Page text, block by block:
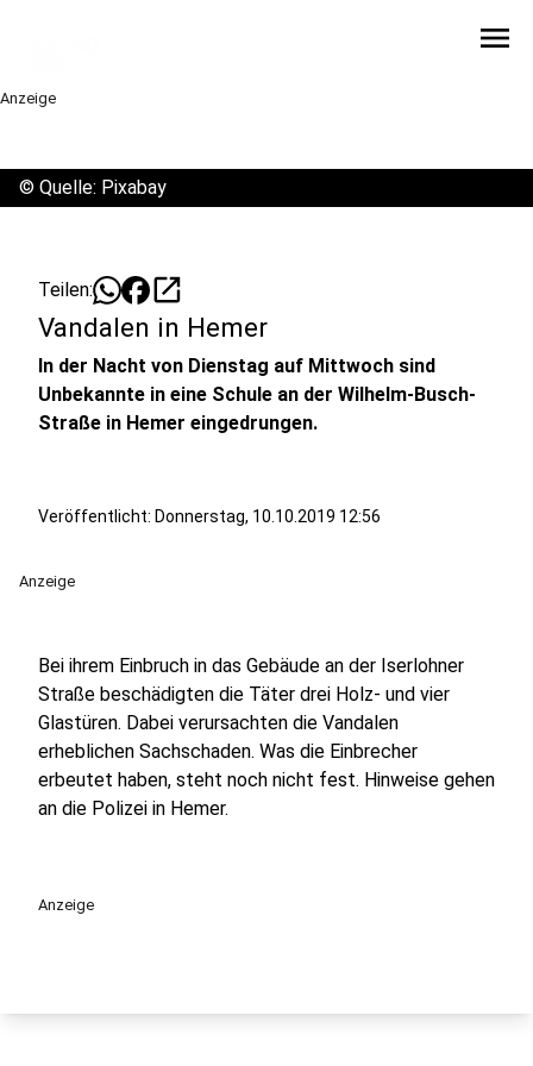
menu
Anzeige
© Quelle: Pixabay
Teilen: open_in_new
Vandalen in Hemer
In der Nacht von Dienstag auf Mittwoch sind
Unbekannte in eine Schule an der Wilhelm-Busch-
Straße in Hemer eingedrungen.
Veröffentlicht: Donnerstag, 10.10.2019 12:56
Anzeige
Bei ihrem Einbruch in das Gebäude an der Iserlohner
Straße beschädigten die Täter drei Holz- und vier
Glastüren. Dabei verursachten die Vandalen
erheblichen Sachschaden. Was die Einbrecher
erbeutet haben, steht noch nicht fest. Hinweise gehen
an die Polizei in Hemer.
Anzeige